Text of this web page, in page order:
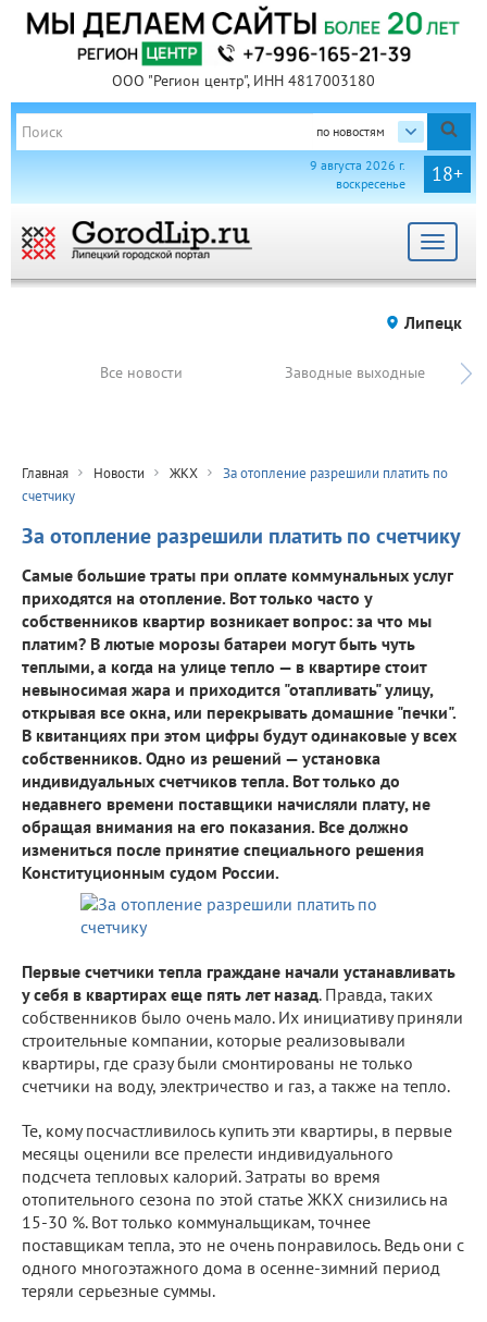
ООО "Регион центр", ИНН 4817003180
по новостям
18+
9 августа 2026 г.
воскресенье
Toggle
Липецк
Все новости Заводные выходные
Главная Новости ЖКХ
За отопление разрешили платить по
счетчику
За отопление разрешили платить по счетчику
Самые большие траты при оплате коммунальных услуг
приходятся на отопление. Вот только часто у
собственников квартир возникает вопрос: за что мы
платим? В лютые морозы батареи могут быть чуть
теплыми, а когда на улице тепло — в квартире стоит
невыносимая жара и приходится "отапливать" улицу,
открывая все окна, или перекрывать домашние "печки".
В квитанциях при этом цифры будут одинаковые у всех
собственников. Одно из решений — установка
индивидуальных счетчиков тепла. Вот только до
недавнего времени поставщики начисляли плату, не
обращая внимания на его показания. Все должно
измениться после принятие специального решения
Конституционным судом России.
Первые счетчики тепла граждане начали устанавливать
у себя в квартирах еще пять лет назад. Правда, таких
собственников было очень мало. Их инициативу приняли
строительные компании, которые реализовывали
квартиры, где сразу были смонтированы не только
счетчики на воду, электричество и газ, а также на тепло.
Те, кому посчастливилось купить эти квартиры, в первые
месяцы оценили все прелести индивидуального
подсчета тепловых калорий. Затраты во время
отопительного сезона по этой статье ЖКХ снизились на
15-30 %. Вот только коммунальщикам, точнее
поставщикам тепла, это не очень понравилось. Ведь они с
одного многоэтажного дома в осенне-зимний период
теряли серьезные суммы.